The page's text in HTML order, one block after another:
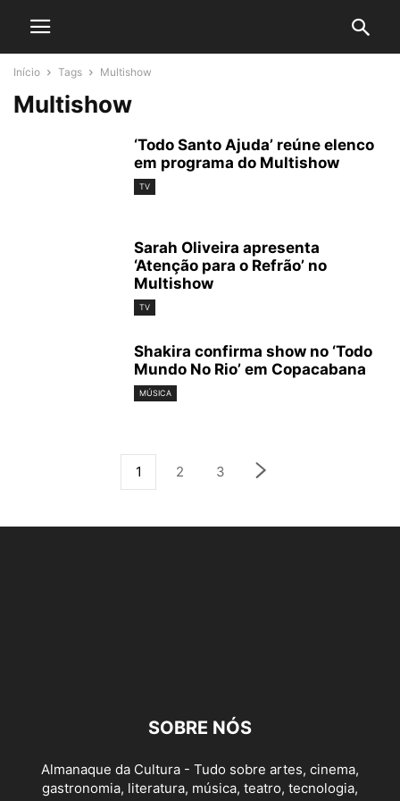
Início Tags Multishow
Multishow
‘Todo Santo Ajuda’ reúne elenco
em programa do Multishow
TV
Sarah Oliveira apresenta
‘Atenção para o Refrão’ no
Multishow
TV
Shakira confirma show no ‘Todo
Mundo No Rio’ em Copacabana
MÚSICA
1 2 3
SOBRE NÓS
Almanaque da Cultura - Tudo sobre artes, cinema,
gastronomia, literatura, música, teatro, tecnologia,